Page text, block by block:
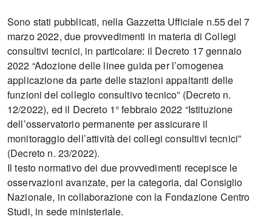
Sono stati pubblicati, nella Gazzetta Ufficiale n.55 del 7
marzo 2022, due provvedimenti in materia di Collegi
consultivi tecnici, in particolare: il Decreto 17 gennaio
2022 “Adozione delle linee guida per l’omogenea
applicazione da parte delle stazioni appaltanti delle
funzioni del collegio consultivo tecnico” (Decreto n.
12/2022), ed il Decreto 1° febbraio 2022 “Istituzione
dell’osservatorio permanente per assicurare il
monitoraggio dell’attività dei collegi consultivi tecnici”
(Decreto n. 23/2022).
Il testo normativo dei due provvedimenti recepisce le
osservazioni avanzate, per la categoria, dal Consiglio
Nazionale, in collaborazione con la Fondazione Centro
Studi, in sede ministeriale.